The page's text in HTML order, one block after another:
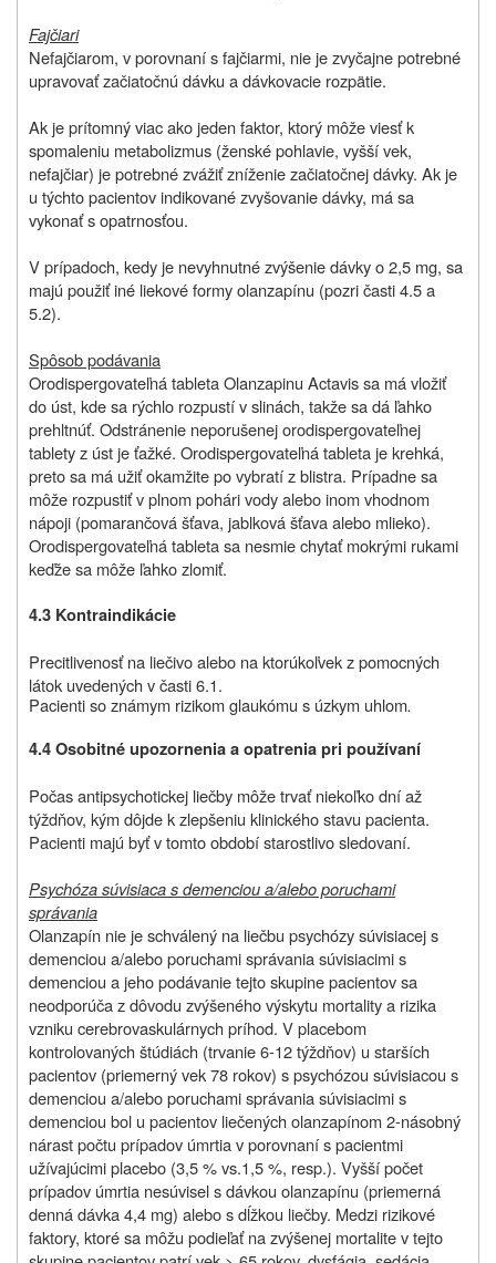
Fajčiari
Nefajčiarom, v porovnaní s fajčiarmi, nie je zvyčajne potrebné
upravovať začiatočnú dávku a dávkovacie rozpätie.
Ak je prítomný viac ako jeden faktor, ktorý môže viesť k
spomaleniu metabolizmus (ženské pohlavie, vyšší vek,
nefajčiar) je potrebné zvážiť zníženie začiatočnej dávky. Ak je
u týchto pacientov indikované zvyšovanie dávky, má sa
vykonať s opatrnosťou.
V prípadoch, kedy je nevyhnutné zvýšenie dávky o 2,5 mg, sa
majú použiť iné liekové formy olanzapínu (pozri časti 4.5 a
5.2).
Spôsob podávania
Orodispergovateľná tableta Olanzapinu Actavis sa má vložiť
do úst, kde sa rýchlo rozpustí v slinách, takže sa dá ľahko
prehltnúť. Odstránenie neporušenej orodispergovateľnej
tablety z úst je ťažké. Orodispergovateľná tableta je krehká,
preto sa má užiť okamžite po vybratí z blistra. Prípadne sa
môže rozpustiť v plnom pohári vody alebo inom vhodnom
nápoji (pomarančová šťava, jablková šťava alebo mlieko).
Orodispergovateľná tableta sa nesmie chytať mokrými rukami
keďže sa môže ľahko zlomiť.
4.3 Kontraindikácie
Precitlivenosť na liečivo alebo na ktorúkoľvek z pomocných
látok uvedených v časti 6.1.
Pacienti so známym rizikom glaukómu s úzkym uhlom.
4.4 Osobitné upozornenia a opatrenia pri používaní
Počas antipsychotickej liečby môže trvať niekoľko dní až
týždňov, kým dôjde k zlepšeniu klinického stavu pacienta.
Pacienti majú byť v tomto období starostlivo sledovaní.
Psychóza súvisiaca s demenciou a/alebo poruchami
správania
Olanzapín nie je schválený na liečbu psychózy súvisiacej s
demenciou a/alebo poruchami správania súvisiacimi s
demenciou a jeho podávanie tejto skupine pacientov sa
neodporúča z dôvodu zvýšeného výskytu mortality a rizika
vzniku cerebrovaskulárnych príhod. V placebom
kontrolovaných štúdiách (trvanie 6-12 týždňov) u starších
pacientov (priemerný vek 78 rokov) s psychózou súvisiacou s
demenciou a/alebo poruchami správania súvisiacimi s
demenciou bol u pacientov liečených olanzapínom 2-násobný
nárast počtu prípadov úmrtia v porovnaní s pacientmi
užívajúcimi placebo (3,5 % vs.1,5 %, resp.). Vyšší počet
prípadov úmrtia nesúvisel s dávkou olanzapínu (priemerná
denná dávka 4,4 mg) alebo s dĺžkou liečby. Medzi rizikové
faktory, ktoré sa môžu podieľať na zvýšenej mortalite v tejto